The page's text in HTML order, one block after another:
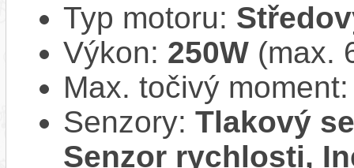
Typ motoru:
Výkon: 250W (max.
Max. točivý
Senzory: Tlakový
Senzor rychlosti,